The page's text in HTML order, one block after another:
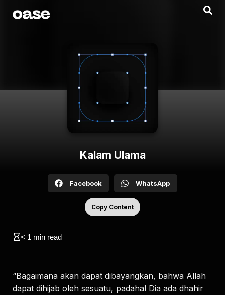
Kalam Ulama
Facebook WhatsApp
Copy Content
< 1 min read
“Bagaimana akan dapat dibayangkan, bahwa Allah
dapat dihijab oleh sesuatu, padahal Dia ada dhahir